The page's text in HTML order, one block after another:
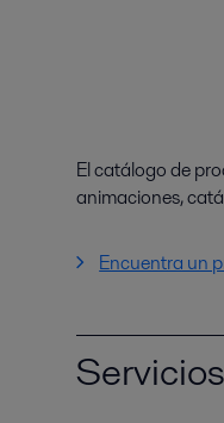
El catálogo de
animaciones,
Encuentra un